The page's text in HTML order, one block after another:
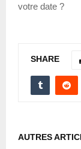
votre date ?
SHARE
AUTRES